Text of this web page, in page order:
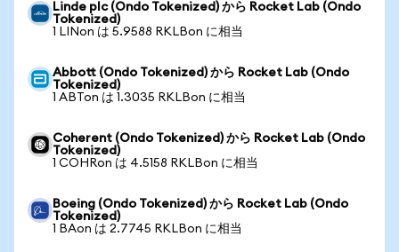
Linde plc (Ondo Tokenized) から Rocket Lab (Ondo
Tokenized)
1 LINon は 5.9588 RKLBon に相当
Abbott (Ondo Tokenized) から Rocket Lab (Ondo
Tokenized)
1 ABTon は 1.3035 RKLBon に相当
Coherent (Ondo Tokenized) から Rocket Lab (Ondo
Tokenized)
1 COHRon は 4.5158 RKLBon に相当
Boeing (Ondo Tokenized) から Rocket Lab (Ondo
Tokenized)
1 BAon は 2.7745 RKLBon に相当